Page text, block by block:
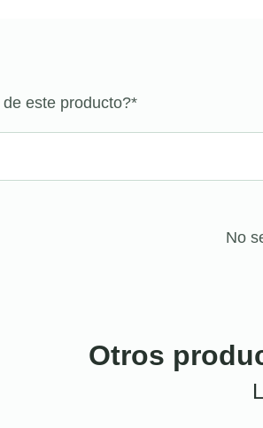
este producto?*
No
Otros